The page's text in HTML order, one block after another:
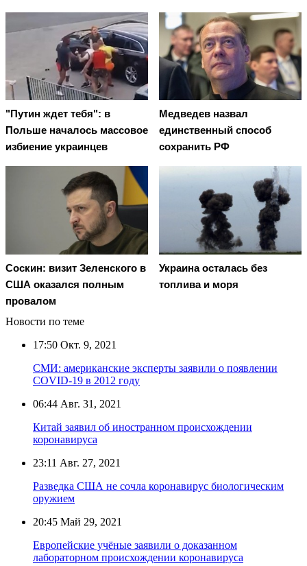
"Путин ждет тебя": в
Польше началось массовое
избиение украинцев
Медведев назвал
единственный способ
сохранить РФ
Соскин: визит Зеленского в
США оказался полным
провалом
Украина осталась без
топлива и моря
Новости по теме
17:50 Окт. 9, 2021
СМИ: американские эксперты заявили о появлении
COVID-19 в 2012 году
06:44 Авг. 31, 2021
Китай заявил об иностранном происхождении
коронавируса
23:11 Авг. 27, 2021
Разведка США не сочла коронавирус биологическим
оружием
20:45 Май 29, 2021
Европейские учёные заявили о доказанном
лабораторном происхождении коронавируса